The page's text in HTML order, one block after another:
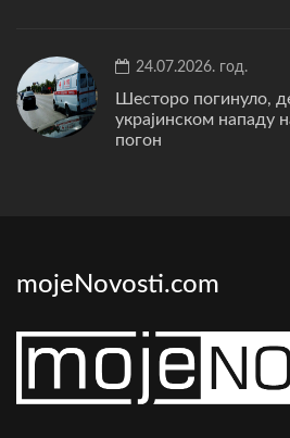
24.07.2026. год.
Шесторо погинуло,
украјинском нападу
погон
mojeNovosti.com